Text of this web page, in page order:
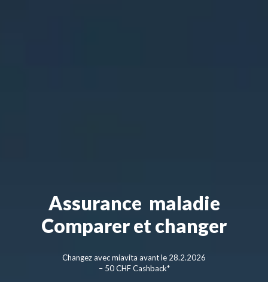
Assurance maladie
Comparer et changer
Changez avec miavita avant le 28.2.2026
– 50 CHF Cashback*